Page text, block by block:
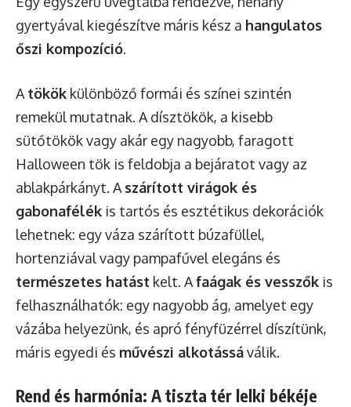
gyertyával kiegészítve máris kész a hangulatos
őszi kompozíció.
A tökök különböző formái és színei szintén
remekül mutatnak. A dísztökök, a kisebb
sütőtökök vagy akár egy nagyobb, faragott
Halloween tök is feldobja a bejáratot vagy az
ablakpárkányt. A szárított virágok és
gabonafélék is tartós és esztétikus dekorációk
lehetnek: egy váza szárított búzafüllel,
hortenziával vagy pampafűvel elegáns és
természetes hatást kelt. Afaágak és vesszők is
felhasználhatók: egy nagyobb ág, amelyet egy
vázába helyezünk, és apró fényfüzérrel díszítünk,
máris egyedi és művészi alkotássáválik.
Rend és harmónia: A tiszta tér lelki békéje